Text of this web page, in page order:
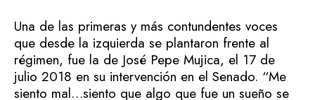
Una de las primeras y más contundentes voces
que desde la izquierda se plantaron frente al
régimen, fue la de José Pepe Mujica, el 17 de
julio 2018 en su intervención en el Senado. “Me
siento mal…siento que algo que fue un sueño se